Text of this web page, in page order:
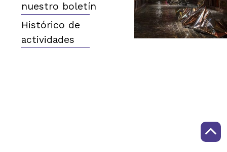
nuestro boletín
Histórico de
actividades